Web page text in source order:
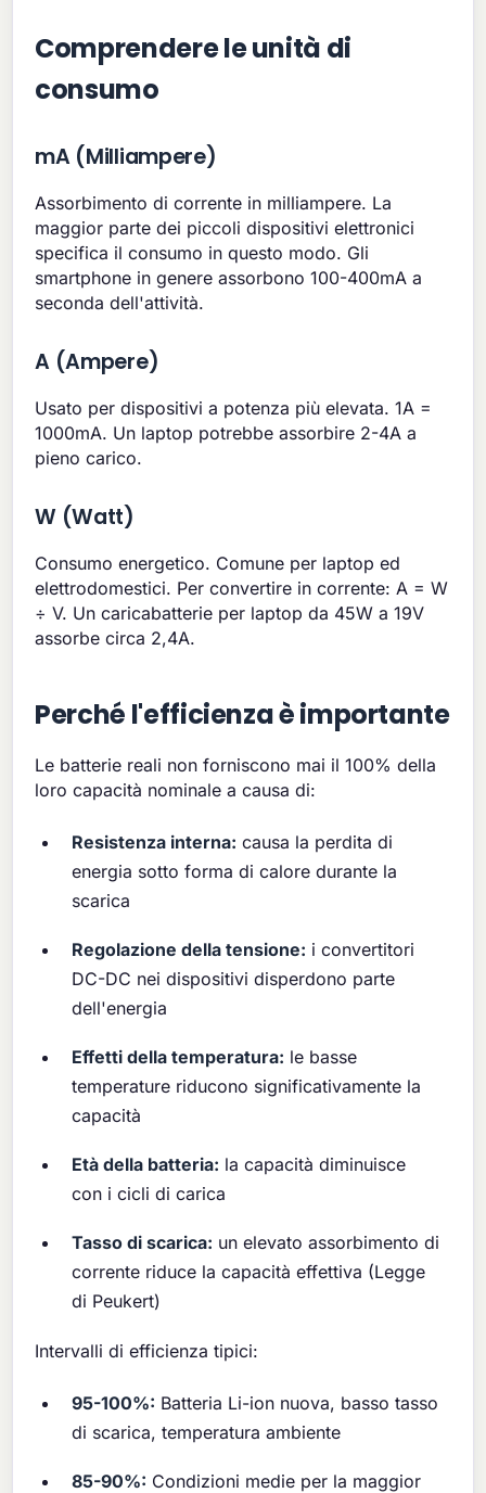
Comprendere le unità di
consumo
mA (Milliampere)
Assorbimento di corrente in milliampere. La
maggior parte dei piccoli dispositivi elettronici
specifica il consumo in questo modo. Gli
smartphone in genere assorbono 100-400mA a
seconda dell'attività.
A (Ampere)
Usato per dispositivi a potenza più elevata. 1A =
1000mA. Un laptop potrebbe assorbire 2-4A a
pieno carico.
W (Watt)
Consumo energetico. Comune per laptop ed
elettrodomestici. Per convertire in corrente: A = W
÷ V. Un caricabatterie per laptop da 45W a 19V
assorbe circa 2,4A.
Perché l'efficienza è importante
Le batterie reali non forniscono mai il 100% della
loro capacità nominale a causa di:
Resistenza interna: causa la perdita di
energia sotto forma di calore durante la
scarica
Regolazione della tensione: i convertitori
DC-DC nei dispositivi disperdono parte
dell'energia
Effetti della temperatura: le basse
temperature riducono significativamente la
capacità
Età della batteria: la capacità diminuisce
con i cicli di carica
Tasso di scarica: un elevato assorbimento di
corrente riduce la capacità effettiva (Legge
di Peukert)
Intervalli di efficienza tipici:
95-100%: Batteria Li-ion nuova, basso tasso
di scarica, temperatura ambiente
85-90%: Condizioni medie per la maggior